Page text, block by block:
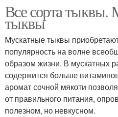
Все сорта тыквы.
тыквы
Мускатные тыквы
популярность на волне
образом жизни. В мускатных
содержится больше
аромат сочной мякоти
от правильного питания,
полезном, но невкусном.